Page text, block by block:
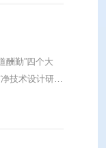
酬勤”四个大